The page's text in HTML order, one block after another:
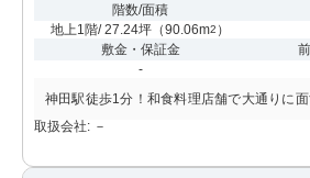
階数/面積
地上1階/ 27.24坪 （90.06m2 ）
敷金・保証金
-
神田駅徒歩1分！和食料理店舗で大通りに
取扱会社: －